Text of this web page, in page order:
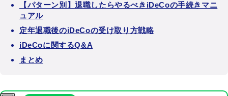
【パターン別】退職したらやるべきiDeCoの手続きマニ
ュアル
定年退職後のiDeCoの受け取り方戦略
iDeCoに関するQ&A
まとめ